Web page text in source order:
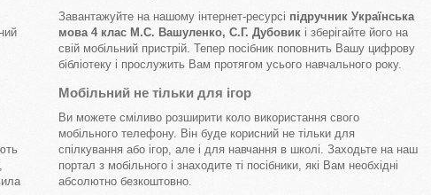
Завантажуйте на нашому інтернет-ресурсі підручник Українська
мова 4 клас М.С. Вашуленко, С.Г. Дубовик і зберігайте його на
свій мобільний пристрій. Тепер посібник поповнить Вашу цифрову
бібліотеку і прослужить Вам протягом усього навчального року.
Мобільний не тільки для ігор
Ви можете сміливо розширити коло використання свого
мобільного телефону. Він буде корисний не тільки для
спілкування або ігор, але і для навчання в школі. Заходьте на наш
портал з мобільного і знаходите ті посібники, які Вам необхідні
абсолютно безкоштовно.